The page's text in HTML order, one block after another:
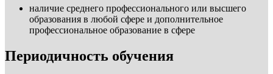
наличие среднего профессионального или высшего
образования в любой сфере и дополнительное
профессиональное образование в сфере
Периодичность обучения